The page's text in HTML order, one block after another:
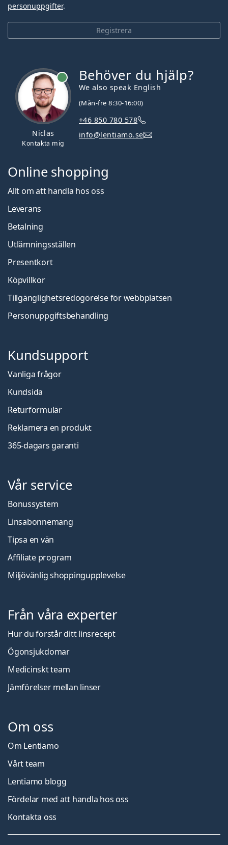
Registrera
personuppgifter.
Niclas
Kontakta mig
Behöver du hjälp?
We also speak English
(Mån-fre 8:30-16:00)
+46 850 780 578
info@lentiamo.se
Online shopping
Allt om att handla hos oss
Leverans
Betalning
Utlämningsställen
Presentkort
Köpvillkor
Tillgänglighetsredogörelse för webbplatsen
Personuppgiftsbehandling
Kundsupport
Vanliga frågor
Kundsida
Returformulär
Reklamera en produkt
365-dagars garanti
Vår service
Bonussystem
Linsabonnemang
Tipsa en vän
Affiliate program
Miljövänlig shoppingupplevelse
Från våra experter
Hur du förstår ditt linsrecept
Ögonsjukdomar
Medicinskt team
Jämförelser mellan linser
Om oss
Om Lentiamo
Vårt team
Lentiamo blogg
Fördelar med att handla hos oss
Kontakta oss